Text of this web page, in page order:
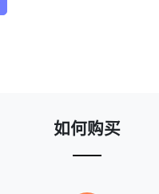
如何购买